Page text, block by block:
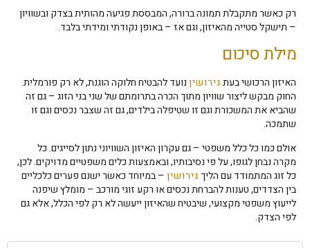
רק כאשר מתקבלת תמונה ברורה, המבססת פגיעה מהותית בצדק ובשוויון
– תישקל סטייה מהאיזון, וגם אז – באופן נקודתי ומידתי בלבד.
מילת סיכום
האיזון הרכושי בעתגירושיןנועד להבטיח חלוקה הוגנת, לא רק פורמלית.
החוק מבקש ליצור שוויון מתוך הכרה בתרומתם של שני בני הזוג – גם זה
שהביא את המשכורת וגם זו שטיפלה בילדים, גם זה שצבר נכסים וגם זו
שתמכה.
אולם כמו כל כלל משפטי – גם עקרון האיזון השוויוני נתון לסייגים. כל
מקרה נבחן לגופו, על פי נסיבותיו, ובאמצעות כלים משפטיים מדויקים. לכן,
כל זוג המתמודד עם הליךגירושין– במיוחד כאשר ישנם פערים כלכליים
בין הצדדים, טענות להברחת נכסים או רקע זוגי מורכב – מומלץ שיפנה
לייעוץ משפטי מקצועי, שיבטיח שהאיזון ייעשה לא רק לפי הכלל, אלא גם
לפי הצדק.